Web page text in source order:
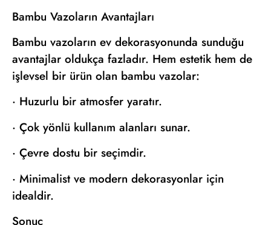
Bambu Vazoların Avantajları
Bambu vazoların ev dekorasyonunda sunduğu
avantajlar oldukça fazladır. Hem estetik hem de
işlevsel bir ürün olan bambu vazolar:
· Huzurlu bir atmosfer yaratır.
· Çok yönlü kullanım alanları sunar.
· Çevre dostu bir seçimdir.
· Minimalist ve modern dekorasyonlar için
idealdir.
Sonuç